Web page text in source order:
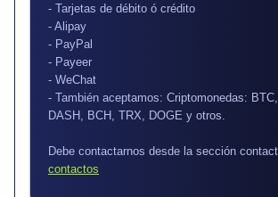
- Tarjetas de débito ó crédito
- Alipay
- PayPal
- Payeer
- WeChat
- También aceptamos: Criptomonedas:
DASH, BCH, TRX, DOGE y otros.
Debe contactarnos desde la sección
contactos